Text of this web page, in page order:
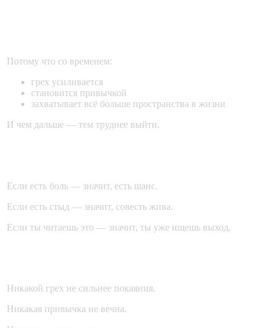
Потому что со временем:
грех усиливается
становится привычкой
захватывает всё больше пространства в жизни
И чем дальше — тем труднее выйти.
Если есть боль — значит, есть шанс.
Если есть стыд — значит, совесть жива.
Если ты читаешь это — значит, ты уже ищешь выход.
Никакой грех не сильнее покаяния.
Никакая привычка не вечна.